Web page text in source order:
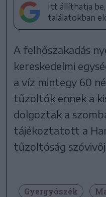
Itt állíthatja
találatokban
A felhőszakadás
kereskedelmi
a víz mintegy 60
tűzoltók ennek a
dolgoztak a
tájékoztatott a
tűzoltóság
Gyergyószék